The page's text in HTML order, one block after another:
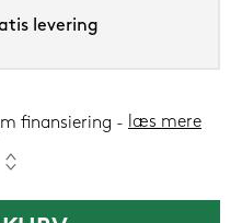
levering
finansiering læs mere